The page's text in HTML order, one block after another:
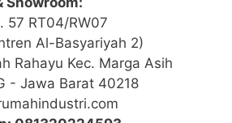
57 RT04/RW07
Al-Basyariyah 2)
Rahayu Kec. Marga Asih
- Jawa Barat 40218